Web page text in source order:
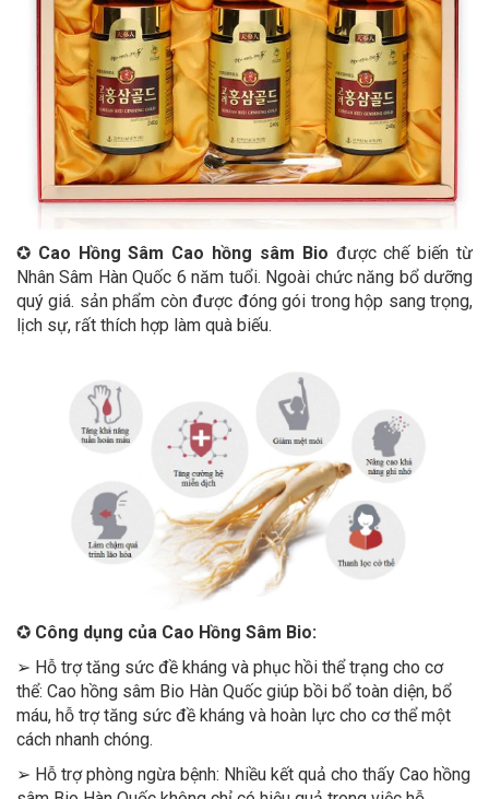
✪ Cao Hồng Sâm Cao hồng sâm Bio được chế biến từ
Nhân Sâm Hàn Quốc 6 năm tuổi. Ngoài chức năng bổ dưỡng
quý giá. sản phẩm còn được đóng gói trong hộp sang trọng,
lịch sự, rất thích hợp làm quà biếu.
✪ Công dụng của Cao Hồng Sâm Bio:
➢ Hỗ trợ tăng sức đề kháng và phục hồi thể trạng cho cơ
thể: Cao hồng sâm Bio Hàn Quốc giúp bồi bổ toàn diện, bổ
máu, hỗ trợ tăng sức đề kháng và hoàn lực cho cơ thể một
cách nhanh chóng.
➢ Hỗ trợ phòng ngừa bệnh: Nhiều kết quả cho thấy Cao hồng